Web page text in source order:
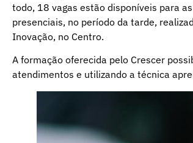
todo, 18 vagas estão disponíveis para
presenciais, no período da tarde,
Inovação, no Centro.
A formação oferecida pelo Crescer
atendimentos e utilizando a técnica